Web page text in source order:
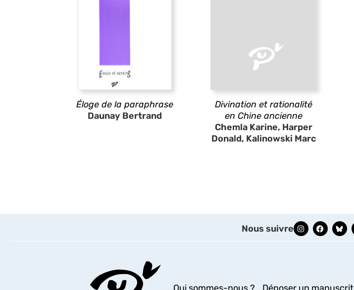
Éloge de la paraphrase
Daunay Bertrand
Divination et rationalité
en Chine ancienne
Chemla Karine, Harper
Donald, Kalinowski Marc
Nous suivre